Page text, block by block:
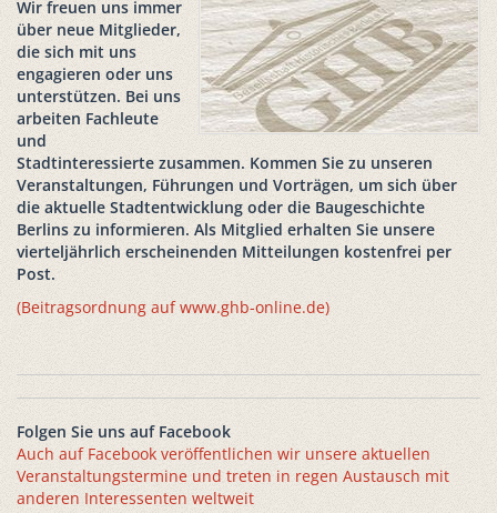
Wir freuen uns immer
über neue Mitglieder,
die sich mit uns
engagieren oder uns
unterstützen. Bei uns
arbeiten Fachleute
und
Stadtinteressierte zusammen. Kommen Sie zu unseren
Veranstaltungen, Führungen und Vorträgen, um sich über
die aktuelle Stadtentwicklung oder die Baugeschichte
Berlins zu informieren. Als Mitglied erhalten Sie unsere
vierteljährlich erscheinenden Mitteilungen kostenfrei per
Post.
(Beitragsordnung auf www.ghb-online.de)
Folgen Sie uns auf Facebook
Auch auf Facebook veröffentlichen wir unsere aktuellen
Veranstaltungstermine und treten in regen Austausch mit
anderen Interessenten weltweit